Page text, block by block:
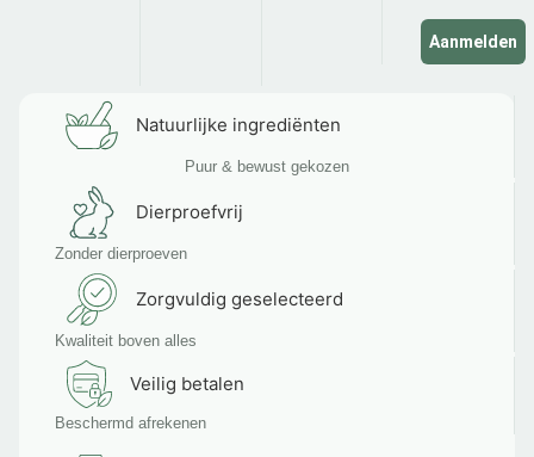
Aanmelden
Natuurlijke ingrediënten
Puur & bewust gekozen
Dierproefvrij
Zonder dierproeven
Zorgvuldig geselecteerd
Kwaliteit boven alles
Veilig betalen
Beschermd afrekenen